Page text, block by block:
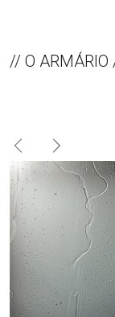
// O ARMÁRIO
PreviousNext